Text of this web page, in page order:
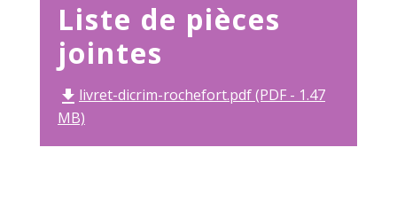
Liste de pièces
jointes
file_download livret-dicrim-rochefort.pdf (PDF - 1.47
MB)